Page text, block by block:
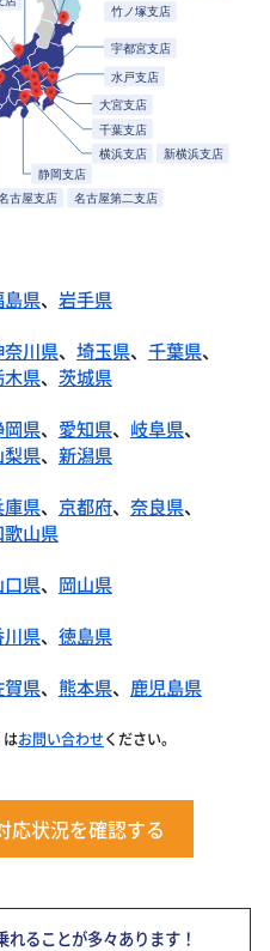
島県、 岩手県
奈川県、 埼玉県、 千葉県、
木県、 茨城県
岡県、 愛知県、 岐阜県、
梨県、 新潟県
庫県、 京都府、 奈良県、
歌山県
口県、 岡山県
川県、 徳島県
賀県、 熊本県、 鹿児島県
はお問い合わせください。
応状況を確認する
ることが多々あります！